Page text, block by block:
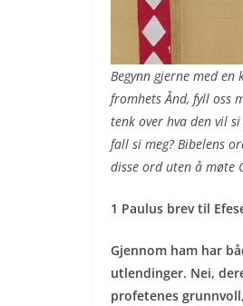
Begynn gjerne med en
fromhets Ånd, fyll oss
tenk over hva den vil
fall si meg? Bibelens
disse ord uten å møte
1 Paulus brev til
Gjennom ham har
utlendinger. Nei,
profetenes